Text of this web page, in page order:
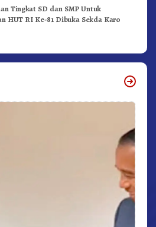
Tingkat SD dan SMP Untuk
HUT RI Ke-81 Dibuka Sekda Karo